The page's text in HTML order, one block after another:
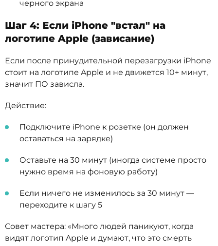
черного экрана
Шаг 4: Если iPhone "встал" на
логотипе Apple (зависание)
Если после принудительной перезагрузки iPhone
стоит на логотипе Apple и не движется 10+ минут,
значит ПО зависла.
Действие:
Подключите iPhone к розетке (он должен
оставаться на зарядке)
Оставьте на 30 минут (иногда системе просто
нужно время на фоновую работу)
Если ничего не изменилось за 30 минут —
переходите к шагу 5
Совет мастера: «Много людей паникуют, когда
видят логотип Apple и думают, что это смерть